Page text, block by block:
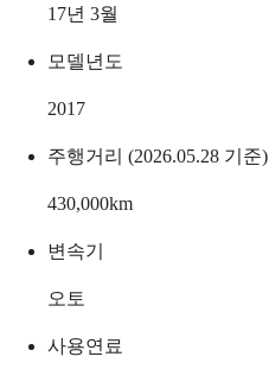
17년 3월
모델년도
2017
주행거리 (2026.05.28 기준)
430,000km
변속기
오토
사용연료